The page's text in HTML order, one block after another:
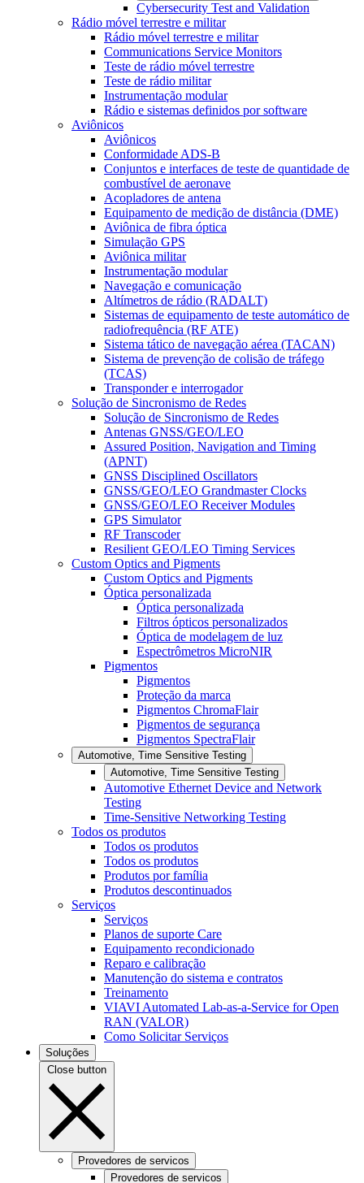
Cybersecurity Test and Validation
Rádio móvel terrestre e militar
Rádio móvel terrestre e militar
Communications Service Monitors
Teste de rádio móvel terrestre
Teste de rádio militar
Instrumentação modular
Rádio e sistemas definidos por software
Aviônicos
Aviônicos
Conformidade ADS-B
Conjuntos e interfaces de teste de quantidade de
combustível de aeronave
Acopladores de antena
Equipamento de medição de distância (DME)
Aviônica de fibra óptica
Simulação GPS
Aviônica militar
Instrumentação modular
Navegação e comunicação
Altímetros de rádio (RADALT)
Sistemas de equipamento de teste automático de
radiofrequência (RF ATE)
Sistema tático de navegação aérea (TACAN)
Sistema de prevenção de colisão de tráfego
(TCAS)
Transponder e interrogador
Solução de Sincronismo de Redes
Solução de Sincronismo de Redes
Antenas GNSS/GEO/LEO
Assured Position, Navigation and Timing
(APNT)
GNSS Disciplined Oscillators
GNSS/GEO/LEO Grandmaster Clocks
GNSS/GEO/LEO Receiver Modules
GPS Simulator
RF Transcoder
Resilient GEO/LEO Timing Services
Custom Optics and Pigments
Custom Optics and Pigments
Óptica personalizada
Óptica personalizada
Filtros ópticos personalizados
Óptica de modelagem de luz
Espectrômetros MicroNIR
Pigmentos
Pigmentos
Proteção da marca
Pigmentos ChromaFlair
Pigmentos de segurança
Pigmentos SpectraFlair
Automotive, Time Sensitive Testing
Automotive, Time Sensitive Testing
Automotive Ethernet Device and Network
Testing
Time-Sensitive Networking Testing
Todos os produtos
Todos os produtos
Todos os produtos
Produtos por família
Produtos descontinuados
Serviços
Serviços
Planos de suporte Care
Equipamento recondicionado
Reparo e calibração
Manutenção do sistema e contratos
Treinamento
VIAVI Automated Lab-as-a-Service for Open
RAN (VALOR)
Como Solicitar Serviços
Soluções
Close button
Provedores de servicos
Provedores de servicos